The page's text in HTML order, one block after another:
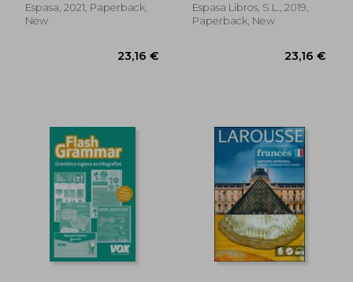
32,12 €
Espasa, 2021, Paperback,
New
Espasa Libros, S.L., 2019,
Paperback, New